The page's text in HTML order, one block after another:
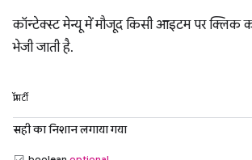
कॉन्टेक्स्ट मेन्यू में मौजूद किसी आइटम पर क्लिक
भेजी जाती है.
प्रॉपर्टी
सही का निशान लगाया गया